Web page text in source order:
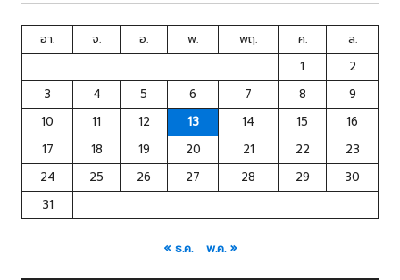
อา. จ. อ. พ. พฤ. ศ.
ส.
1
2
3
4 5 6 7 8
9
10
11 12 13 14 15
16
17
18 19 20 21 22
23
24
25 26 27 28 29
30
31
« ธ.ค. พ.ค. »